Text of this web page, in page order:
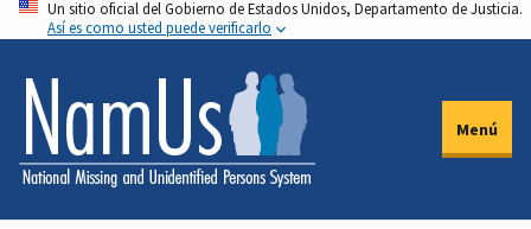
Pasar
al
contenido
principal
Un sitio oficial del Gobierno de Estados Unidos, Departamento de Justicia.
Así es como usted puede verificarlo
Menú